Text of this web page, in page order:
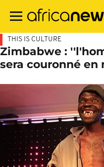
contenu
THIS IS CULTURE
Zimbabwe :
sera couronné en